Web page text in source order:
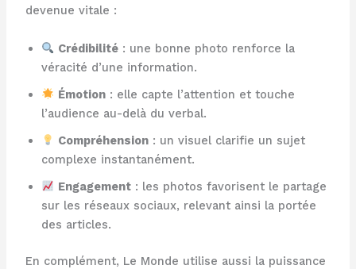
devenue vitale :
Crédibilité : une bonne photo renforce la
véracité d’une information.
Émotion : elle capte l’attention et touche
l’audience au-delà du verbal.
Compréhension : un visuel clarifie un sujet
complexe instantanément.
Engagement : les photos favorisent le partage
sur les réseaux sociaux, relevant ainsi la portée
des articles.
En complément, Le Monde utilise aussi la puissance